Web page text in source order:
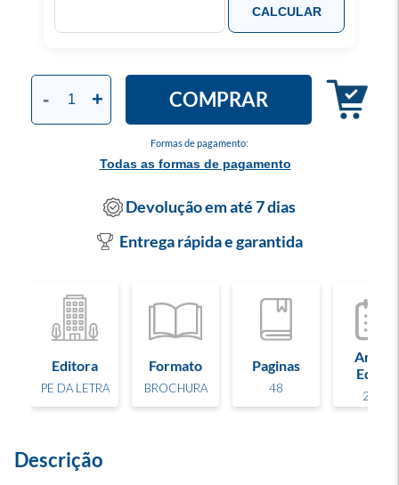
Formas de pagamento:
Todas as formas de pagamento
- + COMPRAR
CALCULAR
Devolução em até 7 dias
Entrega rápida e garantida
Editora
PE DA LETRA
Formato
BROCHURA
Paginas
48
Ano de
Edição
2025
Descrição